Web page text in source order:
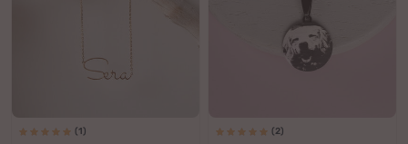
(1) (2)